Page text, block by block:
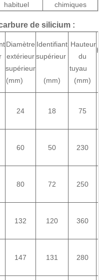
habituel chimiques
de silicium :
Diamètre
extérieur
supérieur
(mm)
Identifiant
supérieur
(mm)
Hauteur
du
tuyau
(mm)
24 18 75
60 50 230
80 72 250
132 120 360
147 131 280